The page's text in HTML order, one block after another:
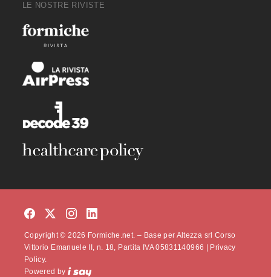
LE NOSTRE RIVISTE
Copyright © 2026 Formiche.net. – Base per Altezza srl Corso
Vittorio Emanuele II, n. 18, Partita IVA 05831140966 |
Privacy
Policy.
Powered by